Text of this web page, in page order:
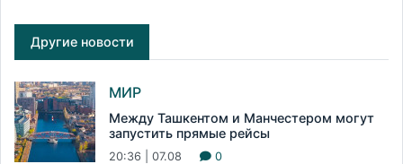
Другие новости
МИР
Между Ташкентом и Манчестером могут
запустить прямые рейсы
20:36 | 07.08 0